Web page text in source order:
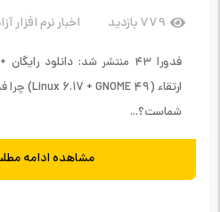
779 بازدید اخبار نرم افزار
فدورا ۴۳ منتشر شد: دانلود
شماست؟...
مشاهده ادامه